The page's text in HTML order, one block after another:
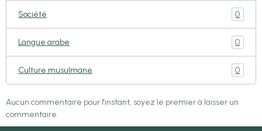
Société 0
Langue arabe 0
Culture musulmane 0
Aucun commentaire pour l'instant, soyez le premier à laisser un
commentaire.